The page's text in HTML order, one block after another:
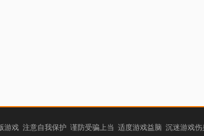
游戏 注意自我保护 谨防受骗上当 适度游戏益脑 沉迷游戏